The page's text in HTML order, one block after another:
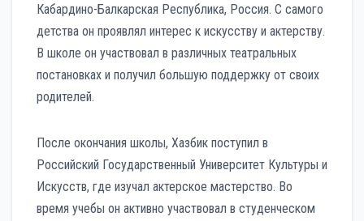
Кабардино-Балкарская Республика, Россия. С самого
детства он проявлял интерес к искусству и актерству.
В школе он участвовал в различных театральных
постановках и получил большую поддержку от своих
родителей.
После окончания школы, Хазбик поступил в
Российский Государственный Университет Культуры и
Искусств, где изучал актерское мастерство. Во
время учебы он активно участвовал в студенческом